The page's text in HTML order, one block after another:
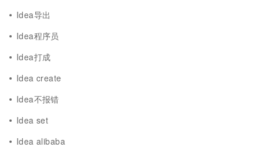
Idea导出
Idea程序员
Idea打成
Idea create
Idea不报错
Idea set
Idea alibaba